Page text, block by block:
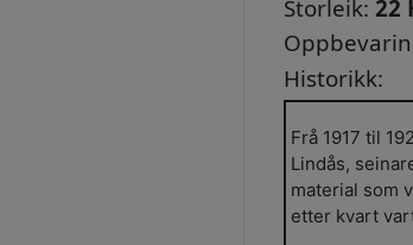
Storleik:22
Historikk:
Frå 1917 til
Lindås,
material som
etter kvart